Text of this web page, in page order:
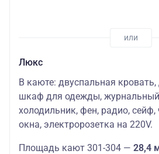
Люкс
В каюте: двуспальная кровать,
шкаф для одежды, журнальный
холодильник, фен, радио,
окна, электророзетка на 220V.
Площадь кают 301-304 — 28,4